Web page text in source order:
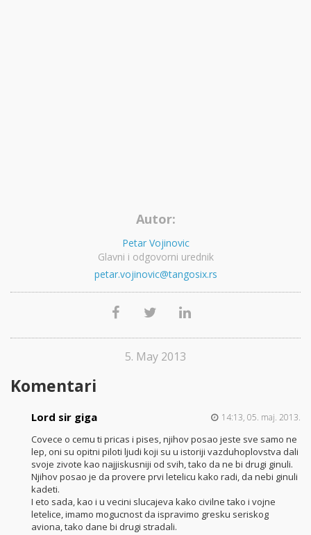
Autor:
Petar Vojinovic
Glavni i odgovorni urednik
petar.vojinovic@tangosix.rs
5. May 2013
Komentari
Lord sir giga 14:13, 05. maj. 2013.
Covece o cemu ti pricas i pises, njihov posao jeste sve samo ne
lep, oni su opitni piloti ljudi koji su u istoriji vazduhoplovstva dali
svoje zivote kao najjiskusniji od svih, tako da ne bi drugi ginuli.
Njihov posao je da provere prvi letelicu kako radi, da nebi ginuli
kadeti.
I eto sada, kao i u vecini slucajeva kako civilne tako i vojne
letelice, imamo mogucnost da ispravimo gresku seriskog
aviona, tako dane bi drugi stradali.